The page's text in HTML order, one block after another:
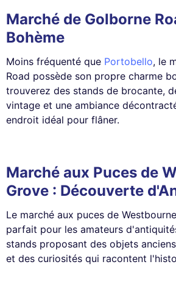
Marché de Golborne
Bohème
Moins fréquenté que Portobello, le
Road possède son propre charme
trouverez des stands de brocante,
vintage et une ambiance
endroit idéal pour flâner.
Marché aux Puces de
Grove : Découverte
Le marché aux puces de
parfait pour les amateurs
stands proposant des objets
et des curiosités qui racontent